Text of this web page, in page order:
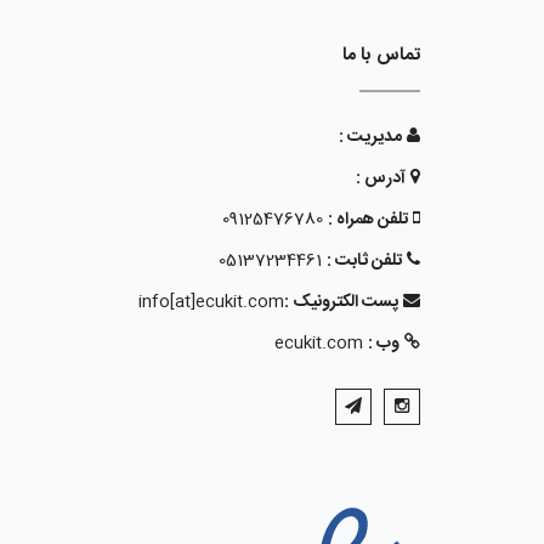
تماس با ما
مدیریت :
آدرس :
تلفن همراه : 09125476780
تلفن ثابت : 05137234461
پست الکترونیک :info[at]ecukit.com
وب : ecukit.com